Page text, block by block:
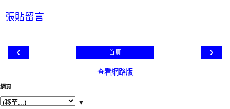
張貼留言
‹ ›
首頁
查看網路版
網頁
▼